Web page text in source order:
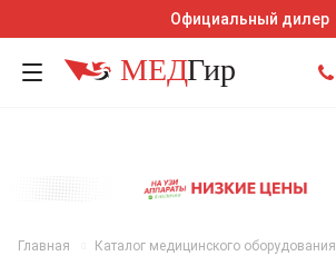
Официальный дилер
Главная Каталог медицинского оборудования